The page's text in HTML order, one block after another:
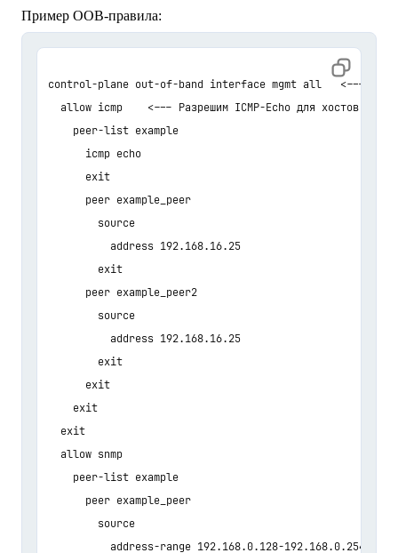
Пример OOB-правила:
control-plane out-of-band interface mgmt all   <---
allow icmp    <--- Разрешим ICMP-Echo для хостов
    peer-list example
      icmp echo
      exit
      peer example_peer
        source
          address 192.168.16.25
        exit
        source
          address 192.168.16.25
        exit
      exit
    exit
  exit
  allow snmp
    peer-list example
      peer example_peer
        source
address-range 192.168.0.128-192.168.0.254